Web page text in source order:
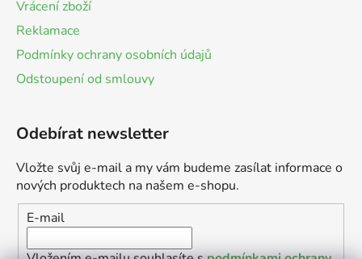
Vrácení zboží
Reklamace
Podmínky ochrany osobních údajů
Odstoupení od smlouvy
Odebírat newsletter
Vložte svůj e-mail a my vám budeme zasílat informace o
nových produktech na našem e-shopu.
E-mail